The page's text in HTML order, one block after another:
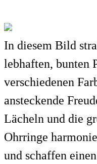
In diesem Bild
lebhaften, bunten
verschiedenen
ansteckende
Lächeln und die
Ohrringe
und schaffen